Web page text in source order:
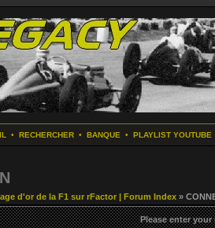
• RECHERCHER• BANQUE • PLAYLIST YOUTUBE
d'or de la F1 sur rFactor | Forum Index »
Please enter